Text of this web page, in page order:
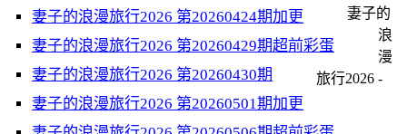
妻子的浪漫旅行2026 第20260424期加更
妻子的浪漫旅行2026 第20260429期超前彩蛋
妻子的浪漫旅行2026 第20260430期
妻子的浪漫旅行2026 第20260501期加更
妻子的
浪
漫
旅行2026 -